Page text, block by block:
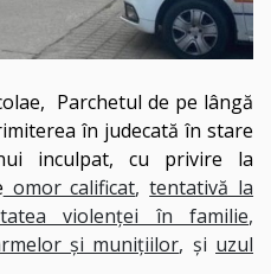
Parchetul de pe lângă
în judecată în stare
inculpat, cu privire la
omor calificat,tentativă la
violenţei în familie,
şi muniţiilor, şi uzul